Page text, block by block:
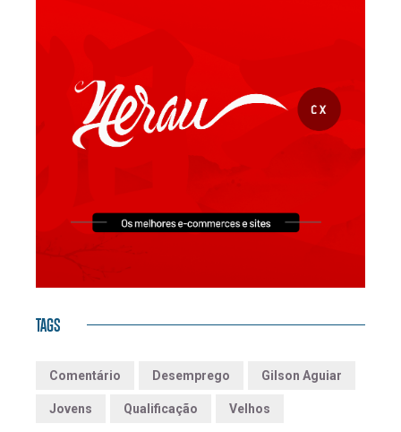
TAGS
Comentário Desemprego Gilson Aguiar
Jovens Qualificação Velhos